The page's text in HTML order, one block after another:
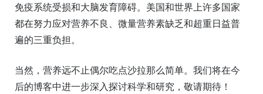
免疫系统受损和大脑发育障碍。美国和世界上许多国家
都在努力应对营养不良、微量营养素缺乏和超重日益普
遍的三重负担。
当然，营养远不止偶尔吃点沙拉那么简单。我们将在今
后的博客中进一步深入探讨科学和研究，敬请期待！